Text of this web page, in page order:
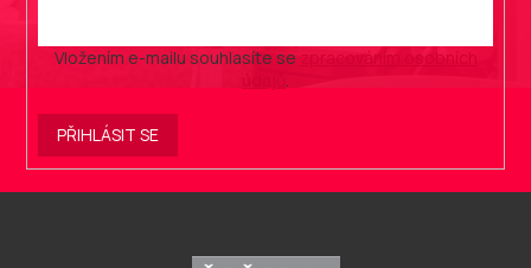
Vložením e-mailu souhlasíte se zpracováním osobních
.
PŘIHLÁSIT SE